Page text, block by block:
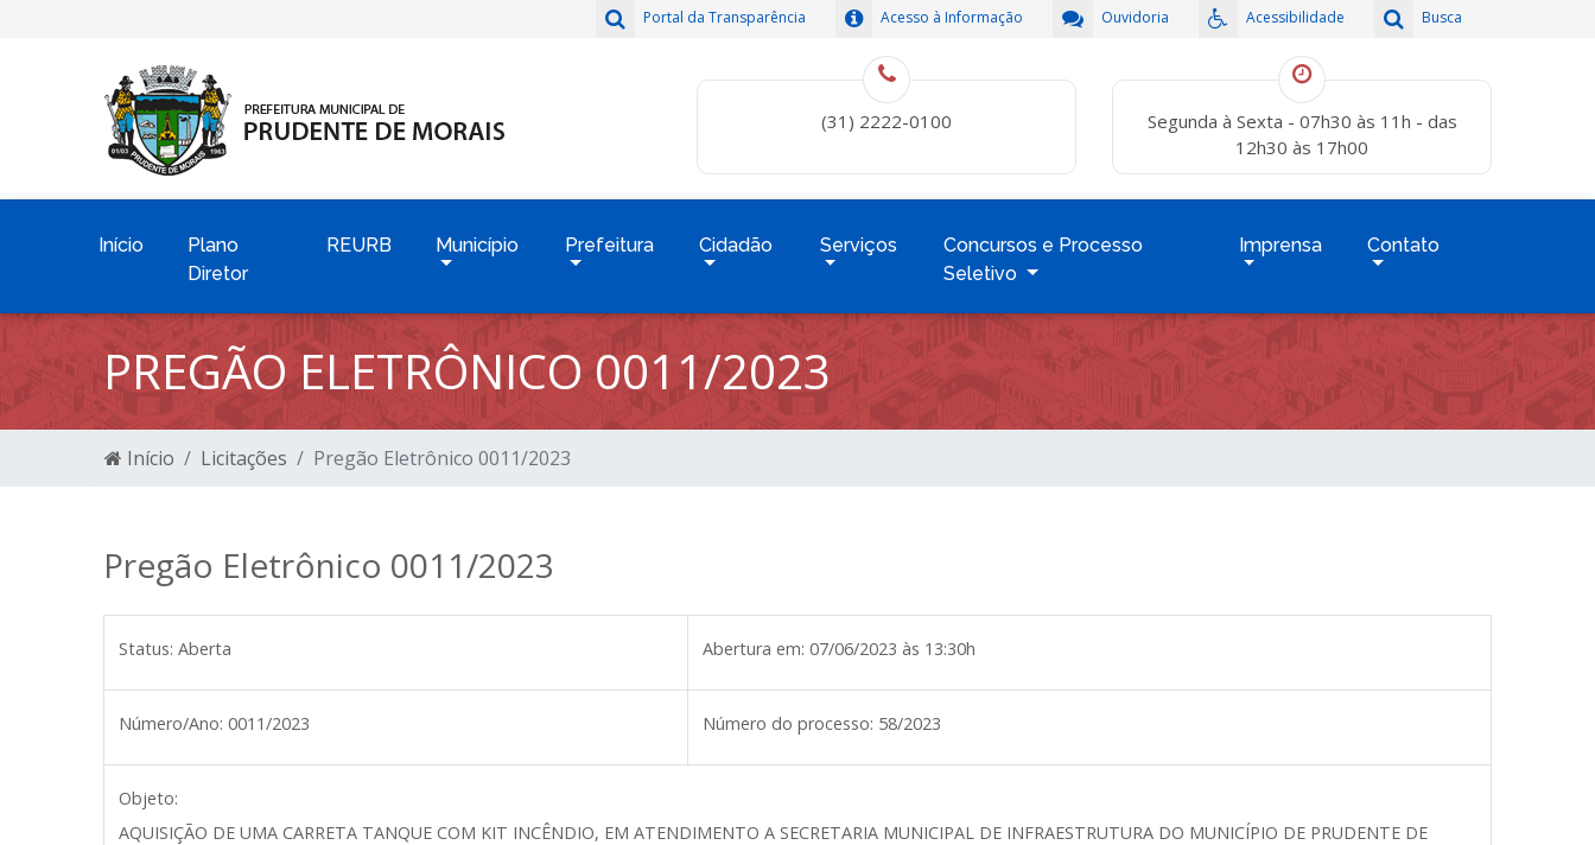
Busca
Acessibilidade
Ouvidoria
Acesso à Informação
Portal da Transparência
(31) 2222-0100
Segunda à Sexta - 07h30 às 11h - das
12h30 às 17h00
Início
Plano
Diretor
REURB Município Prefeitura Cidadão Serviços
Concursos e Processo
Seletivo
Imprensa Contato
PREGÃO ELETRÔNICO 0011/2023
Início Licitações Pregão Eletrônico 0011/2023
Pregão Eletrônico 0011/2023
Status: Aberta Abertura em: 07/06/2023 às 13:30h
Número/Ano: 0011/2023 Número do processo: 58/2023
Objeto:
AQUISIÇÃO DE UMA CARRETA TANQUE COM KIT INCÊNDIO, EM ATENDIMENTO A SECRETARIA MUNICIPAL DE INFRAESTRUTURA DO MUNICÍPIO DE PRUDENTE DE